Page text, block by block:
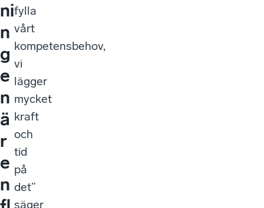
ni
n
g
e
n
ä
r
e
n
fylla
vårt
kompetensbehov,
vi
lägger
mycket
kraft
och
tid
på
det”
säger